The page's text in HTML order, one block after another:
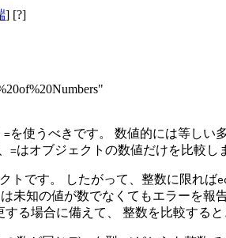
] [?]
=を使うべきです。 数値的には等しい
=はオブジェクトの数値だけを比較し
トです。 したがって、整数に限れば
は未知の値が数でなくてもエラーを報
る場合に備えて、 整数を比較する